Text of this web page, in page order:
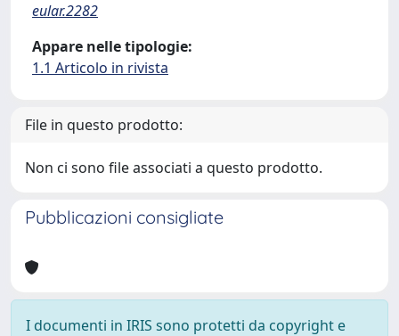
eular.2282
Appare nelle tipologie:
1.1 Articolo in rivista
File in questo prodotto:
Non ci sono file associati a questo prodotto.
Pubblicazioni consigliate
I documenti in IRIS sono protetti da copyright e